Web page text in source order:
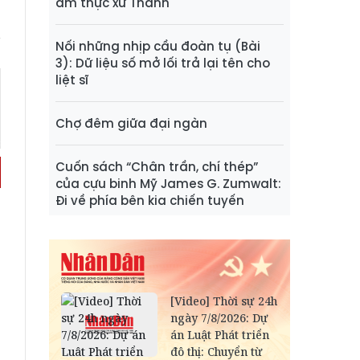
Nối những nhịp cầu đoàn tụ (Bài
3): Dữ liệu số mở lối trả lại tên cho
liệt sĩ
Chợ đêm giữa đại ngàn
Cuốn sách “Chân trần, chí thép”
của cựu binh Mỹ James G. Zumwalt:
Đi về phía bên kia chiến tuyến